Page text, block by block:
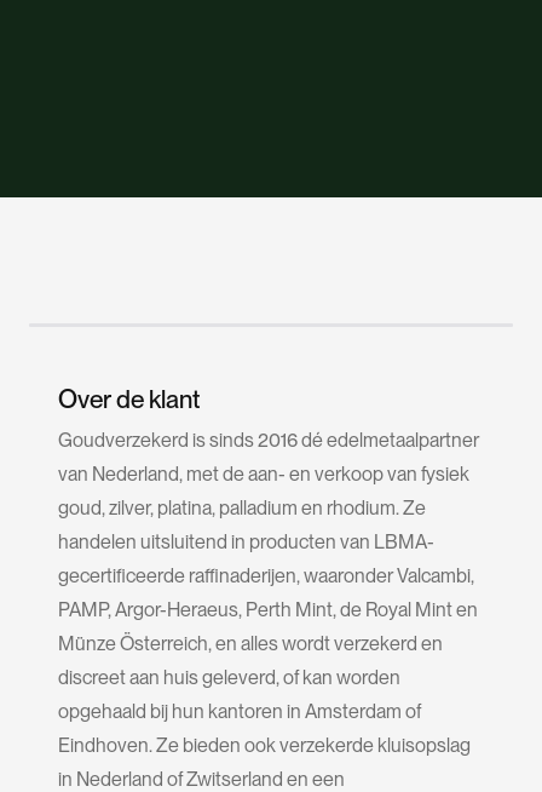
Over de klant
Goudverzekerd is sinds 2016 dé edelmetaalpartner
van Nederland, met de aan- en verkoop van fysiek
goud, zilver, platina, palladium en rhodium. Ze
handelen uitsluitend in producten van LBMA-
gecertificeerde raffinaderijen, waaronder Valcambi,
PAMP, Argor-Heraeus, Perth Mint, de Royal Mint en
Münze Österreich, en alles wordt verzekerd en
discreet aan huis geleverd, of kan worden
opgehaald bij hun kantoren in Amsterdam of
Eindhoven. Ze bieden ook verzekerde kluisopslag
in Nederland of Zwitserland en een